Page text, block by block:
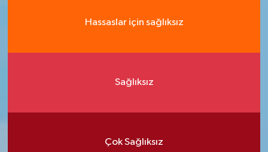
Hassaslar için sağlıksız
Sağlıksız
Çok Sağlıksız